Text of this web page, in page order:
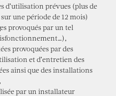
d’utilisation prévues (plus de
une période de 12 mois)
provoqués par un tel
provoquées par des
et d’entretien des
ainsi que des installations
par un installateur